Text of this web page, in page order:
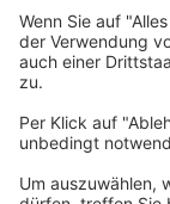
Newsletter
Per E-Mail
Zum Newsletter
vhs Post